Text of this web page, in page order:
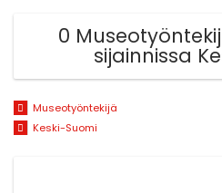
0
sijainnissa
Museotyöntekijä
Keski-Suomi